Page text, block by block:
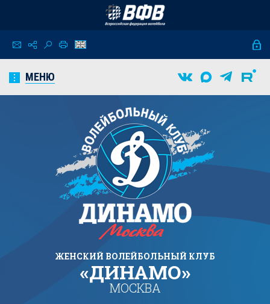
МЕНЮ
ЖЕНСКИЙ ВОЛЕЙБОЛЬНЫЙ КЛУБ
«ДИНАМО»
МОСКВА